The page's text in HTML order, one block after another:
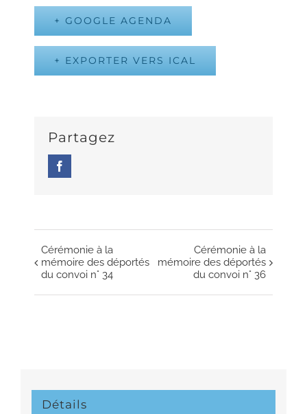
+ GOOGLE AGENDA
+ EXPORTER VERS ICAL
Partagez
Navigation
évènement
Cérémonie à la
mémoire des déportés
du convoi n° 34
Cérémonie à la
mémoire des déportés
du convoi n° 36
Détails